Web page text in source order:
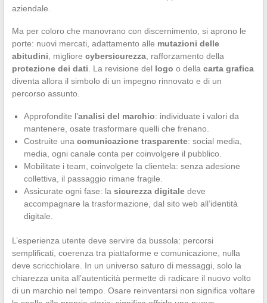
aziendale.
Ma per coloro che manovrano con discernimento, si aprono le
porte: nuovi mercati, adattamento alle mutazioni delle
abitudini , migliore cybersicurezza, rafforzamento della
protezione dei dati . La revisione del logo o della carta grafica
diventa allora il simbolo di un impegno rinnovato e di un
percorso assunto.
Approfondite l’analisi del marchio: individuate i valori da
mantenere, osate trasformare quelli che frenano.
Costruite una comunicazione trasparente: social media,
media, ogni canale conta per coinvolgere il pubblico.
Mobilitate i team, coinvolgete la clientela: senza adesione
collettiva, il passaggio rimane fragile.
Assicurate ogni fase: la sicurezza digitaledeve
accompagnare la trasformazione, dal sito web all’identità
digitale.
L’esperienza utente deve servire da bussola: percorsi
semplificati, coerenza tra piattaforme e comunicazione, nulla
deve scricchiolare. In un universo saturo di messaggi, solo la
chiarezza unita all’autenticità permette di radicare il nuovo volto
di un marchio nel tempo. Osare reinventarsi non significa voltare